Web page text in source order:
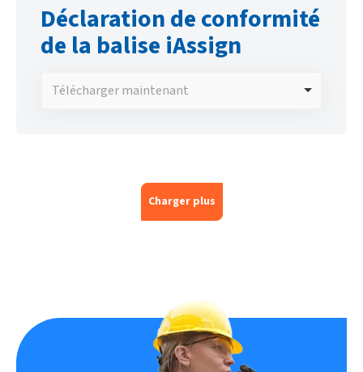
Déclaration de conformité
de la balise iAssign
Télécharger maintenant
Charger plus